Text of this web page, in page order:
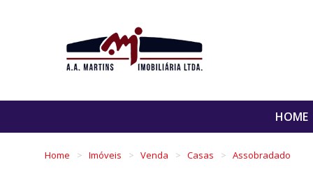
HOME
Home Imóveis Venda Casas Assobradado